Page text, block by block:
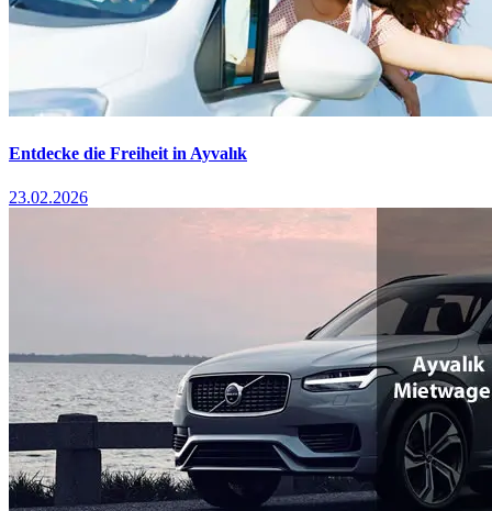
Entdecke die Freiheit in Ayvalık
23.02.2026